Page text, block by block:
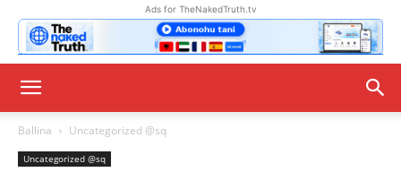
Ads for TheNakedTruth.tv
Ballina Uncategorized @sq
Uncategorized @sq